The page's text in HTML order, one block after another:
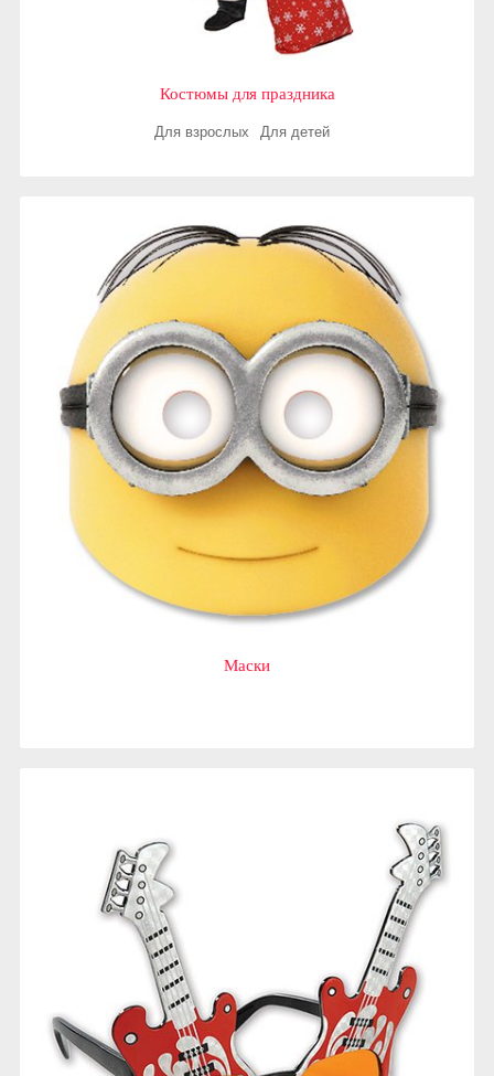
Костюмы для праздника
Для взрослых Для детей
Маски